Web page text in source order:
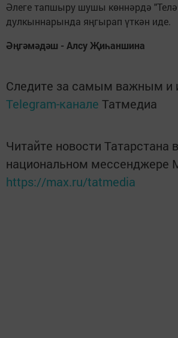
Әлеге тапшыру шушы көннәрдә
дулкыннарында яңгырап үткән иде.
Әңгәмәдәш - Алсу Җиһаншина
Следите за самым важным и
Telegram-канале Татмедиа
Читайте новости Татарстана в
национальном мессенджере
https://max.ru/tatmedia